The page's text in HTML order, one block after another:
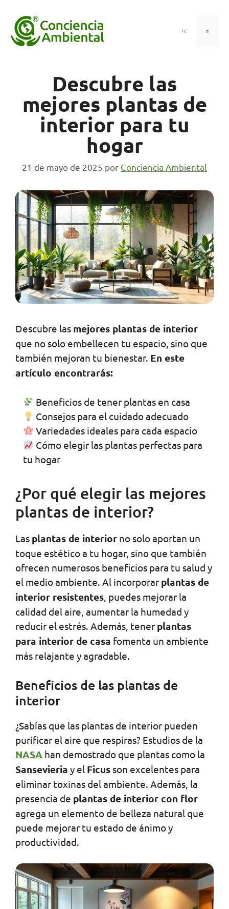
contenido
Menú
Descubre las
mejores plantas de
interior para tu
hogar
21 de mayo de 2025 por Conciencia Ambiental
Descubre las mejores plantas de interior
que no solo embellecen tu espacio, sino que
también mejoran tu bienestar. En este
artículo encontrarás:
Beneficios de tener plantas en casa
Consejos para el cuidado adecuado
Variedades ideales para cada espacio
Cómo elegir las plantas perfectas para
tu hogar
¿Por qué elegir las mejores
plantas de interior?
Las plantas de interior no solo aportan un
toque estético a tu hogar, sino que también
ofrecen numerosos beneficios para tu salud y
el medio ambiente. Al incorporar plantas de
interior resistentes, puedes mejorar la
calidad del aire, aumentar la humedad y
reducir el estrés. Además, tener plantas
para interior de casa fomenta un ambiente
más relajante y agradable.
Beneficios de las plantas de
interior
¿Sabías que las plantas de interior pueden
purificar el aire que respiras? Estudios de la
NASA han demostrado que plantas como la
Sansevieria y el Ficus son excelentes para
eliminar toxinas del ambiente. Además, la
presencia de plantas de interior con flor
agrega un elemento de belleza natural que
puede mejorar tu estado de ánimo y
productividad.